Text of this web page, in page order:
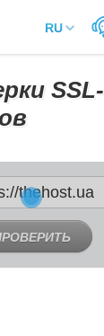
SSL-